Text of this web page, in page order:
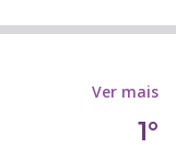
Ver mais
1°